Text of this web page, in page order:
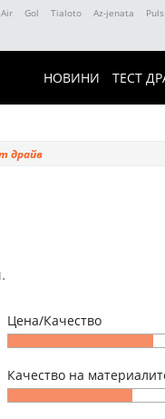
Gol Tialoto Az-jenata Puls
НОВИНИ ТЕСТ
драйв
Цена/Качество
Качество на